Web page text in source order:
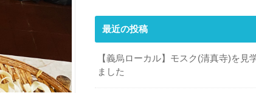
最近の投稿
【義烏ローカル】モスク(清真寺)を見
ました